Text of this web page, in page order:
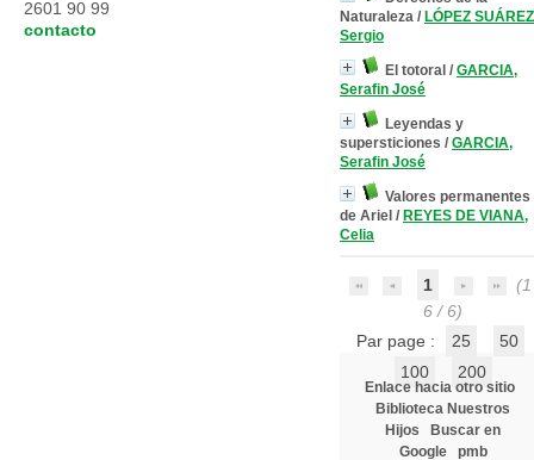
Naturaleza / LÓPEZ
Sergio
El totoral / GARCIA,
Serafin José
Leyendas y
supersticiones / GARCIA,
Serafin José
Valores permanentes
de Ariel / REYES DE VIANA,
Celia
1
6 / 6)
Par page :
25
50
100
200
Enlace hacia otro sitio
Biblioteca Nuestros
Hijos
Buscar en
Google
pmb
2601 90 99
contacto